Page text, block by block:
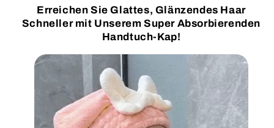
Absorbierendes
Haar-
Handtuch-
Absorbierendes
Haar-
Handtuch-
Kap
Erreichen Sie Glattes, Glänzendes Haar
Schneller mit Unserem Super Absorbierenden
Handtuch-Kap!